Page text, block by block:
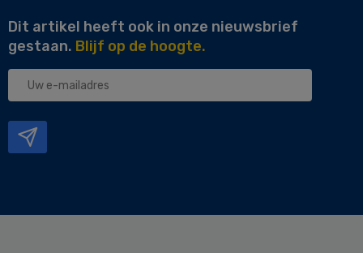
Dit artikel heeft ook in onze nieuwsbrief
gestaan. Blijf op de hoogte.
Uw